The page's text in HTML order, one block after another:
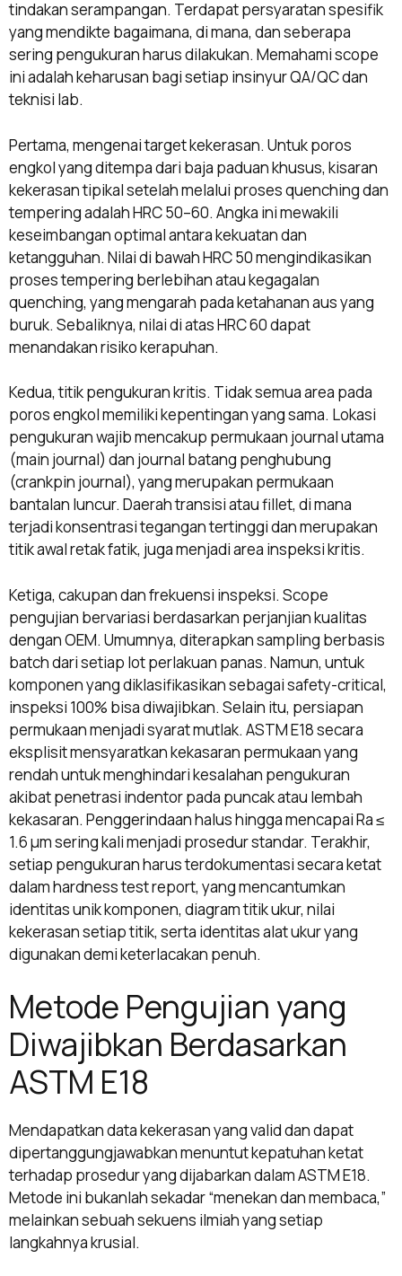
tindakan serampangan. Terdapat persyaratan spesifik
yang mendikte bagaimana, di mana, dan seberapa
sering pengukuran harus dilakukan. Memahami scope
ini adalah keharusan bagi setiap insinyur QA/QC dan
teknisi lab.
Pertama, mengenai target kekerasan. Untuk poros
engkol yang ditempa dari baja paduan khusus, kisaran
kekerasan tipikal setelah melalui proses quenching dan
tempering adalah HRC 50–60. Angka ini mewakili
keseimbangan optimal antara kekuatan dan
ketangguhan. Nilai di bawah HRC 50 mengindikasikan
proses tempering berlebihan atau kegagalan
quenching, yang mengarah pada ketahanan aus yang
buruk. Sebaliknya, nilai di atas HRC 60 dapat
menandakan risiko kerapuhan.
Kedua, titik pengukuran kritis. Tidak semua area pada
poros engkol memiliki kepentingan yang sama. Lokasi
pengukuran wajib mencakup permukaan journal utama
(main journal) dan journal batang penghubung
(crankpin journal), yang merupakan permukaan
bantalan luncur. Daerah transisi atau fillet, di mana
terjadi konsentrasi tegangan tertinggi dan merupakan
titik awal retak fatik, juga menjadi area inspeksi kritis.
Ketiga, cakupan dan frekuensi inspeksi. Scope
pengujian bervariasi berdasarkan perjanjian kualitas
dengan OEM. Umumnya, diterapkan sampling berbasis
batch dari setiap lot perlakuan panas. Namun, untuk
komponen yang diklasifikasikan sebagai safety-critical,
inspeksi 100% bisa diwajibkan. Selain itu, persiapan
permukaan menjadi syarat mutlak. ASTM E18 secara
eksplisit mensyaratkan kekasaran permukaan yang
rendah untuk menghindari kesalahan pengukuran
akibat penetrasi indentor pada puncak atau lembah
kekasaran. Penggerindaan halus hingga mencapai Ra ≤
1.6 µm sering kali menjadi prosedur standar. Terakhir,
setiap pengukuran harus terdokumentasi secara ketat
dalam hardness test report, yang mencantumkan
identitas unik komponen, diagram titik ukur, nilai
kekerasan setiap titik, serta identitas alat ukur yang
digunakan demi keterlacakan penuh.
Metode Pengujian yang
Diwajibkan Berdasarkan
ASTM E18
Mendapatkan data kekerasan yang valid dan dapat
dipertanggungjawabkan menuntut kepatuhan ketat
terhadap prosedur yang dijabarkan dalam ASTM E18.
Metode ini bukanlah sekadar “menekan dan membaca,”
melainkan sebuah sekuens ilmiah yang setiap
langkahnya krusial.